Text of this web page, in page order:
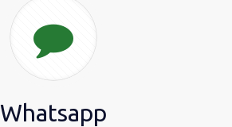
Whatsapp